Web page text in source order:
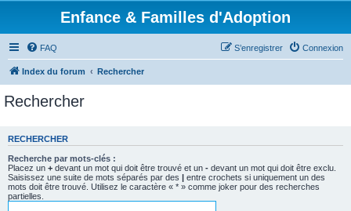
Enfance & Familles d'Adoption
FAQ Connexion
S’enregistrer
Index du forum Rechercher
Rechercher
RECHERCHER
Recherche par mots-clés :
Placez un + devant un mot qui doit être trouvé et un - devant un mot qui doit être exclu.
Saisissez une suite de mots séparés par des | entre crochets si uniquement un des
mots doit être trouvé. Utilisez le caractère « * » comme joker pour des recherches
partielles.